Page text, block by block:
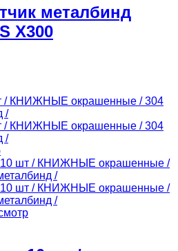
металбинд
X300